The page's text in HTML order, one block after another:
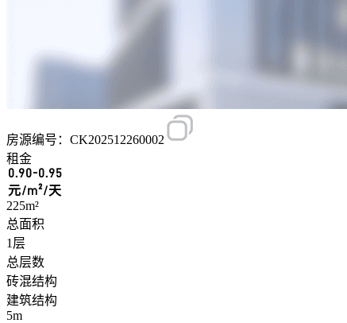
房源编号：CK202512260002
租金
0.90-0.95
元/m²/天
225m²
总面积
1层
总层数
砖混结构
建筑结构
5m